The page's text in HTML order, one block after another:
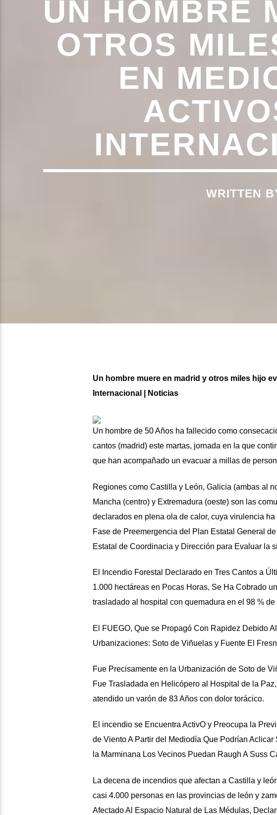
UN HOMBRE
OTROS
EN
WRITTEN
Un hombre muere en madrid y otros miles hijo
Internacional | Noticias
Un hombre de 50 Años ha fallecido como
cantos (madrid) este martas, jornada en la que
que han acompañado un evacuar a millas de
Regiones como Castilla y León, Galicia (ambas al
Mancha (centro) y Extremadura (oeste) son las
declarados en plena ola de calor, cuya virulencia
Fase de Preemergencia del Plan Estatal General
Estatal de Coordinacia y Dirección para Evaluar la
El Incendio Forestal Declarado en Tres Cantos a
1.000 hectáreas en Pocas Horas, Se Ha Cobrado
trasladado al hospital con quemadura en el 98 % de
El FUEGO, Que se Propagó Con Rapidez Debido
Urbanizaciones: Soto de Viñuelas y Fuente El
Fue Precisamente en la Urbanización de Soto de
Fue Trasladada en Helicópero al Hospital de la
atendido un varón de 83 Años con dolor torácico.
El incendio se Encuentra ActivO y Preocupa la
de Viento A Partir del Mediodía Que Podrían
la Marminana Los Vecinos Puedan Raugh A Suss
La decena de incendios que afectan a Castilla y
casi 4.000 personas en las provincias de león y
Afectado Al Espacio Natural de Las Médulas,